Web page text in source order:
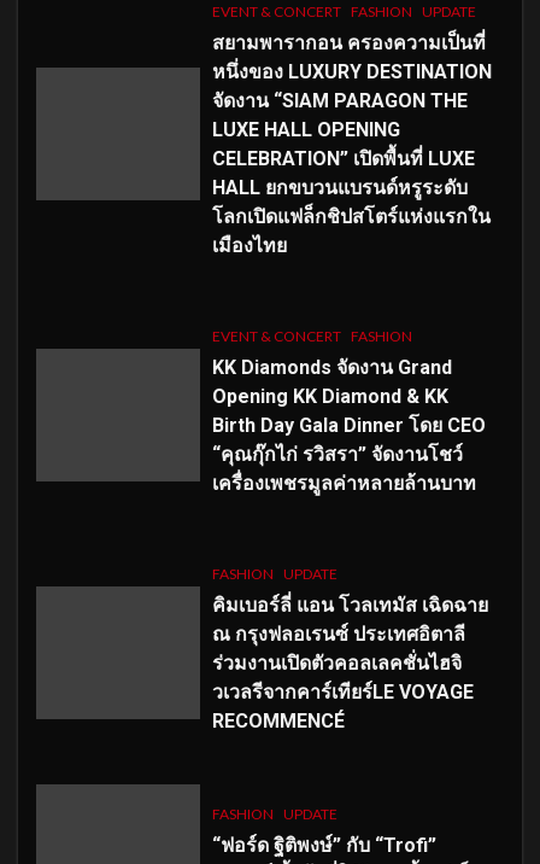
EVENT & CONCERT FASHION UPDATE
สยามพารากอน ครองความเป็นที่
หนึ่งของ LUXURY DESTINATION
จัดงาน “SIAM PARAGON THE
LUXE HALL OPENING
CELEBRATION” เปิดพื้นที่ LUXE
HALL ยกขบวนแบรนด์หรูระดับ
โลกเปิดแฟล็กชิปสโตร์แห่งแรกใน
เมืองไทย
EVENT & CONCERT FASHION
KK Diamonds จัดงาน Grand
Opening KK Diamond & KK
Birth Day Gala Dinner โดย CEO
“คุณกุ๊กไก่ รวิสรา” จัดงานโชว์
เครื่องเพชรมูลค่าหลายล้านบาท
FASHION UPDATE
คิมเบอร์ลี่ แอน โวลเทมัส เฉิดฉาย
ณ กรุงฟลอเรนซ์ ประเทศอิตาลี
ร่วมงานเปิดตัวคอลเลคชั่นไฮจิ
วเวลรีจากคาร์เทียร์LE VOYAGE
RECOMMENCÉ
FASHION UPDATE
“ฟอร์ด ฐิติพงษ์” กับ “Trofi”